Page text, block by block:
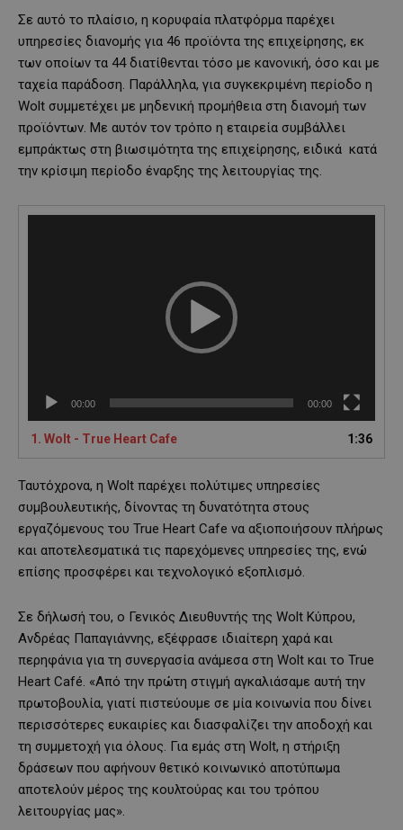
Σε αυτό το πλαίσιο, η κορυφαία πλατφόρμα παρέχει
υπηρεσίες διανομής για 46 προϊόντα της επιχείρησης, εκ
των οποίων τα 44 διατίθενται τόσο με κανονική, όσο και με
ταχεία παράδοση. Παράλληλα, για συγκεκριμένη περίοδο η
Wolt συμμετέχει με μηδενική προμήθεια στη διανομή των
προϊόντων. Με αυτόν τον τρόπο η εταιρεία συμβάλλει
εμπράκτως στη βιωσιμότητα της επιχείρησης, ειδικά κατά
την κρίσιμη περίοδο έναρξης της λειτουργίας της.
00:00 00:00
1. Wolt - True Heart Cafe 1:36
Ταυτόχρονα, η Wolt παρέχει πολύτιμες υπηρεσίες
συμβουλευτικής, δίνοντας τη δυνατότητα στους
εργαζόμενους του True Heart Cafe να αξιοποιήσουν πλήρως
και αποτελεσματικά τις παρεχόμενες υπηρεσίες της, ενώ
επίσης προσφέρει και τεχνολογικό εξοπλισμό.
Σε δήλωσή του, ο Γενικός Διευθυντής της Wolt Κύπρου,
Ανδρέας Παπαγιάννης, εξέφρασε ιδιαίτερη χαρά και
περηφάνια για τη συνεργασία ανάμεσα στη Wolt και το True
Heart Café. «Από την πρώτη στιγμή αγκαλιάσαμε αυτή την
πρωτοβουλία, γιατί πιστεύουμε σε μία κοινωνία που δίνει
περισσότερες ευκαιρίες και διασφαλίζει την αποδοχή και
τη συμμετοχή για όλους. Για εμάς στη Wolt, η στήριξη
δράσεων που αφήνουν θετικό κοινωνικό αποτύπωμα
αποτελούν μέρος της κουλτούρας και του τρόπου
λειτουργίας μας».